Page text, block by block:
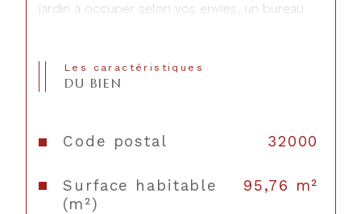
jardin à occuper selon vos envies, un bureau
À l’étage, vous trouverez, une cuisine
aménagée, deux chambres avec placards, un
séjour lumineux de plus de 25m² donnant sur
supplémentaire.
d’un jardin et d’un petit abri, parfaits pour se
détendre et profiter des beaux jours en toute
Les caractéristiques
DU BIEN
Code postal 32000
Surface habitable
(m²)
95,76 m²